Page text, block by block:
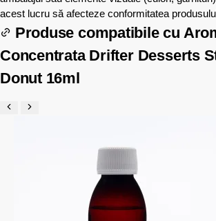
acest lucru să afecteze conformitatea
Produse compatibile cu
Concentrata Drifter Desserts
Donut 16ml